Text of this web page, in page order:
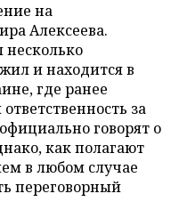
на
Алексеева.
несколько
и находится в
где ранее
за
говорят о
как полагают
в любом случае
переговорный